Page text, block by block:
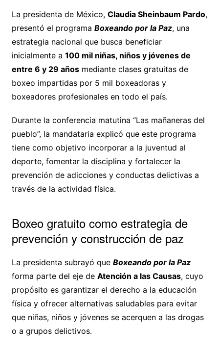
La presidenta de México, Claudia Sheinbaum Pardo,
presentó el programa Boxeando por la Paz, una
estrategia nacional que busca beneficiar
inicialmente a 100 mil niñas, niños y jóvenes de
entre 6 y 29 añosmediante clases gratuitas de
boxeo impartidas por 5 mil boxeadoras y
boxeadores profesionales en todo el país.
Durante la conferencia matutina “Las mañaneras del
pueblo”, la mandataria explicó que este programa
tiene como objetivo incorporar a la juventud al
deporte, fomentar la disciplina y fortalecer la
prevención de adicciones y conductas delictivas a
través de la actividad física.
Boxeo gratuito como estrategia de
prevención y construcción de paz
La presidenta subrayó que Boxeando por la Paz
forma parte del eje de Atención a las Causas, cuyo
propósito es garantizar el derecho a la educación
física y ofrecer alternativas saludables para evitar
que niñas, niños y jóvenes se acerquen a las drogas
o a grupos delictivos.